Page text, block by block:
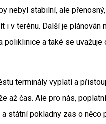
nebyl stabilní, ale
i v terénu. Další je plánován
poliklinice a také se uvažuje
terminály vyplatí a
až čas. Ale pro nás,
státní pokladny zas o něco